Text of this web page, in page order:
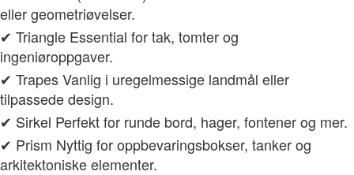
eller geometriøvelser.
✔ Triangle Essential for tak, tomter og
ingeniøroppgaver.
✔ Trapes Vanlig i uregelmessige landmål eller
tilpassede design.
✔ Sirkel Perfekt for runde bord, hager, fontener og mer.
✔ Prism Nyttig for oppbevaringsbokser, tanker og
arkitektoniske elementer.